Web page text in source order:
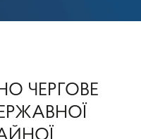
ЧЕРГОВЕ